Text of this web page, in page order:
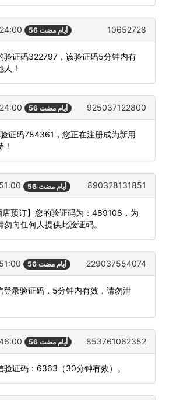
56 أيام مضت 10652728
验证码322797，该验证码5分钟内有
！
56 أيام مضت 925037122800
证码784361，您正在注册成为新用
56 أيام مضت 890328131851
店预订】您的验证码为：489108，为
向任何人提供此验证码。
56 أيام مضت 229037554074
登录验证码，5分钟内有效，请勿泄
56 أيام مضت 853761062352
验证码：6363（30分钟有效）。